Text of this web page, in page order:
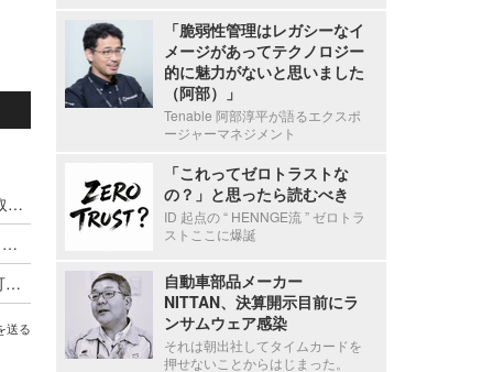
Microsoft Windows OS における管理者権限の奪取につながる ATBroker.exe の特権動作での検証不備（Scan Tech Report）
Nginx UI における認証されていない利用者がバックアップファイルのダウンロードが可能となる脆弱性（Scan Tech Report）
Wazuh における遠隔からの任意のコード実行が可能となるシリアライズデータの検証不備（Scan Tech Report）
送る
「脆弱性管理はレガシーなイ
メージがあってテクノロジー
的に魅力がないと思いました
（阿部）」
Tenable 阿部淳平が語るエクスポ
ージャーマネジメント
「これってゼロトラストな
の？」と思ったら読むべき
ID 起点の “ HENNGE流 ” ゼロトラ
ストここに爆誕
自動車部品メーカー
NITTAN、決算開示目前にラ
ンサムウェア感染
それは朝出社してタイムカードを
押せないことからはじまった。